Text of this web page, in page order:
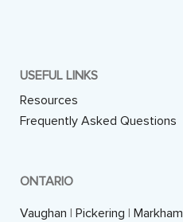
USEFUL LINKS
Resources
Frequently Asked Questions
ONTARIO
Vaughan | Pickering | Markham